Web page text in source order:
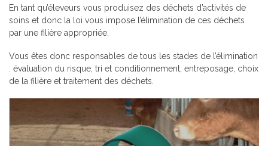
En tant qu’éleveurs vous produisez des déchets d’activités de
soins et donc la loi vous impose l’élimination de ces déchets
par une filière appropriée.
Vous êtes donc responsables de tous les stades de l’élimination
: évaluation du risque, tri et conditionnement, entreposage, choix
de la filière et traitement des déchets.